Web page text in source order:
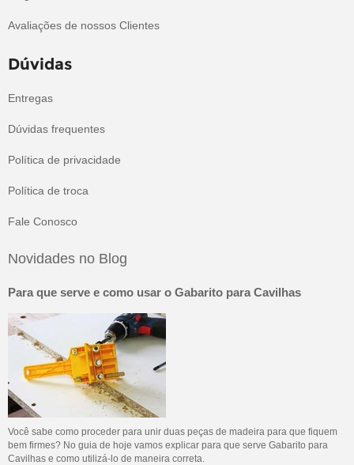
Avaliações de nossos Clientes
Dúvidas
Entregas
Dúvidas frequentes
Política de privacidade
Política de troca
Fale Conosco
Novidades no Blog
Para que serve e como usar o Gabarito para Cavilhas
Você sabe como proceder para unir duas peças de madeira para que fiquem
bem firmes? No guia de hoje vamos explicar para que serve Gabarito para
Cavilhas e como utilizá-lo de maneira correta.